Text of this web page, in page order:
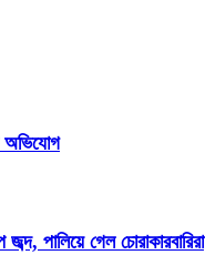
অভিযোগ
পালিয়ে গেল চোরাকারবারিরা